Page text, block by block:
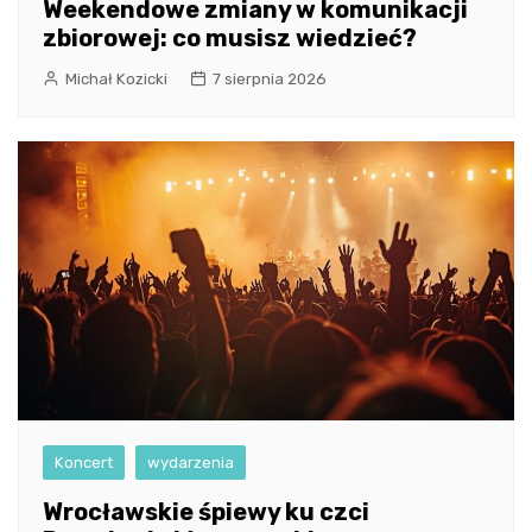
Weekendowe zmiany w komunikacji
zbiorowej: co musisz wiedzieć?
Michał Kozicki 7 sierpnia 2026
Koncert wydarzenia
Wrocławskie śpiewy ku czci